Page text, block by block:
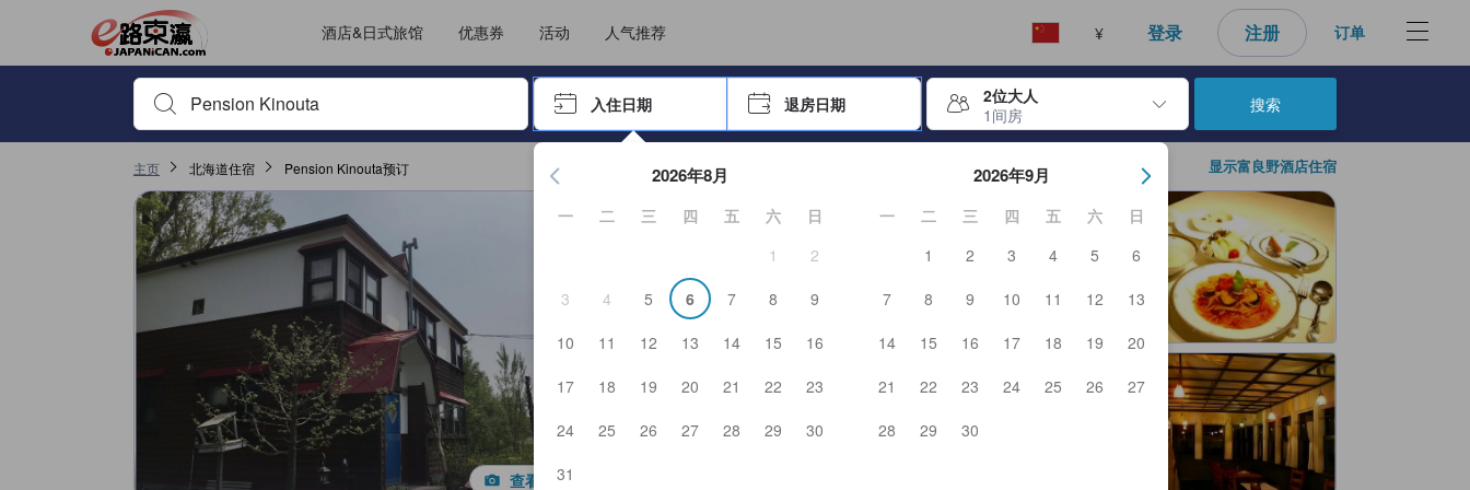
酒店&日式旅馆 优惠券 活动 人气推荐 ¥ 登录 注册 订单
输入住宿名或关键词以搜索，使用箭头或 tab 键以移动，点击 Enter 键以选择
入住日期 退房日期
2位大人
1间房
按 Enter 键开始浏览日期选择器。使用箭头键浏览入住和退房日期。使用 Enter 键选择日期后，入住日期将被选择。重复相同操作以选择
2026年8月
一 二 三 四 五 六
日
1
2
3
4 5 6 7 8
9
10
11 12 13 14 15
16
17
18 19 20 21 22
23
24
25 26 27 28 29
30
31
2026年9月
一 二 三 四 五 六
日
1
2 3 4 5
6
7
8 9 10 11 12
13
14
15 16 17 18 19
20
21
22 23 24 25 26
27
28
29 30
搜索
主页 北海道住宿 Pension Kinouta预订 显示富良野酒店住宿
查看全部图片